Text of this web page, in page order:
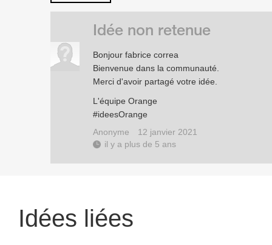
Bonjour fabrice correa
Bienvenue dans la communauté.
Merci d'avoir partagé votre idée.
L'équipe Orange
#ideesOrange
Anonyme
12 janvier 2021
il y a plus de 5 ans
Idée non retenue
Idées liées